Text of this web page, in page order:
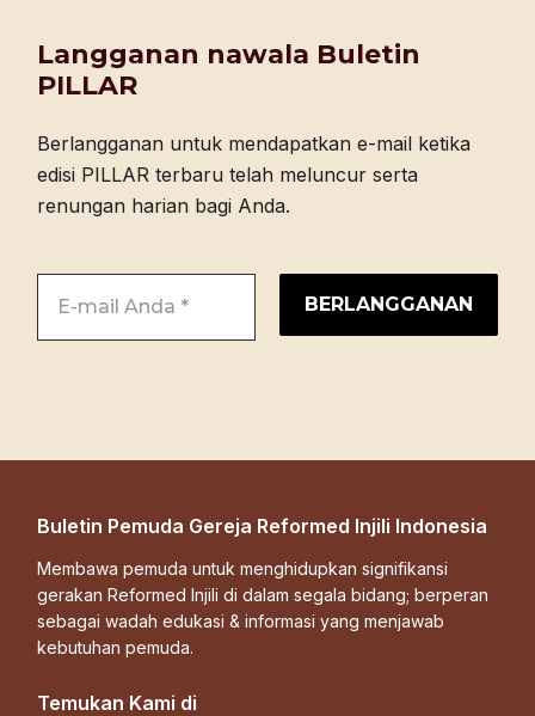
Langganan nawala Buletin
PILLAR
Berlangganan untuk mendapatkan e-mail ketika
edisi PILLAR terbaru telah meluncur serta
renungan harian bagi Anda.
Buletin Pemuda Gereja Reformed Injili Indonesia
Membawa pemuda untuk menghidupkan signifikansi
gerakan Reformed Injili di dalam segala bidang; berperan
sebagai wadah edukasi & informasi yang menjawab
kebutuhan pemuda.
Temukan Kami di